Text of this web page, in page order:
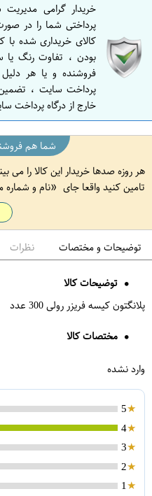
خریدار گرامی مدیریت
پرداختی شما را در
کالای خریداری شده
بودن ، تفاوت رنگ یا
فروشنده و یا هر
پرداخت سایت ،
خارج از درگاه پرداخت
شما هم
هر روزه صدها خریدار این کالا را می
تامین کنید واقعا جای
نام و شماره
توضیحات و مختصات نظرات
توضیحات کالا
پلانگتون کیسه فریزر رولی 300 عدد
مختصات کالا
وارد نشده
5
4
3
2
1